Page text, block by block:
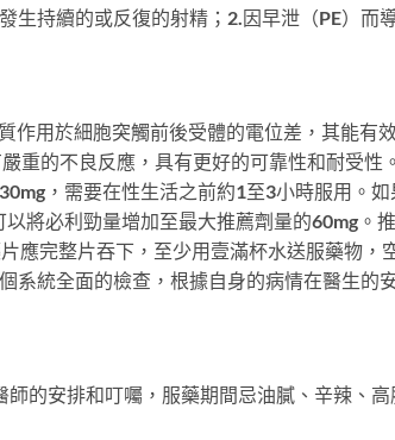
生持續的或反復的射精；2.因早泄（PE）而
作用於細胞突觸前後受體的電位差，其能有
重的不良反應，具有更好的可靠性和耐受性。
，需要在性生活之前約1至3小時服用。如
將必利勁量增加至最大推薦劑量的60mg。
應完整片吞下，至少用壹滿杯水送服藥物，
系統全面的檢查，根據自身的病情在醫生的
的安排和叮囑，服藥期間忌油膩、辛辣、高